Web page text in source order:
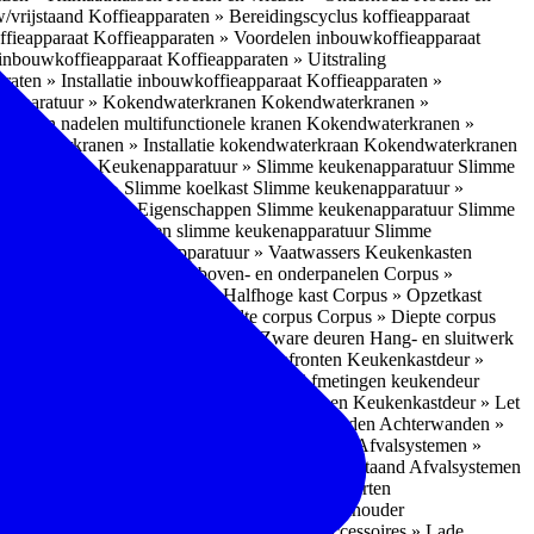
vrijstaand Koffieapparaten » Bereidingscyclus koffieapparaat
Koffieapparaten » Voordelen inbouwkoffieapparaat
Koffieapparaten » Uitstraling
» Installatie inbouwkoffieapparaat Koffieapparaten »
» Kokendwaterkranen Kokendwaterkranen »
en nadelen multifunctionele kranen Kokendwaterkranen »
» Installatie kokendwaterkraan Kokendwaterkranen
» OvensKeukenapparatuur » Slimme keukenapparatuur Slimme
» Slimme koelkast Slimme keukenapparatuur »
» Eigenschappen Slimme keukenapparatuur Slimme
» Nadelen slimme keukenapparatuur Slimme
Keukenapparatuur » Vaatwassers Keukenkasten
Corpus » Buitenkant zij-, boven- en onderpanelen Corpus »
Corpus » Halfhoge kast Corpus » Opzetkast
Corpus » Breedte corpus Corpus » Diepte corpus
Hang- en sluitwerk » Zware deuren Hang- en sluitwerk
» Soorten deur- en ladefronten Keukenkastdeur »
Keukenkastdeur » Afmetingen keukendeur
Keukenkastdeur » Deurgrepen Keukenkastdeur » Let
Achterwanden » Nadelen achterwanden Achterwanden »
Afvalsystemen »
Afvalsystemen » Vrijstaand Afvalsystemen
Inbouwaccessoires » Soorten
Inbouwaccessoires » Handdoekhouder